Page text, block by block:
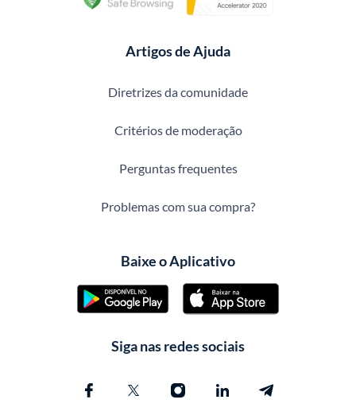
Artigos de Ajuda
Diretrizes da comunidade
Critérios de moderação
Perguntas frequentes
Problemas com sua compra?
Baixe o Aplicativo
Siga nas redes sociais